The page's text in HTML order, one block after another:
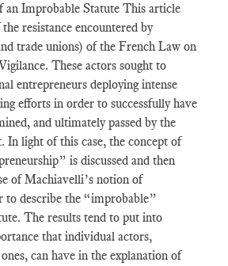
an Improbable Statute This article
resistance encountered by
trade unions) of the French Law on
These actors sought to
entrepreneurs deploying intense
efforts in order to successfully have
and ultimately passed by the
In light of this case, the concept of
is discussed and then
of Machiavelli’s notion of
describe the “improbable”
The results tend to put into
that individual actors,
can have in the explanation of